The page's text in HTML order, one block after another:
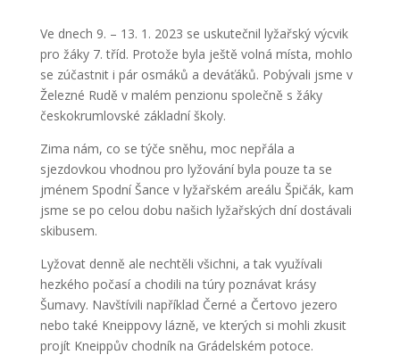
Ve dnech 9. – 13. 1. 2023 se uskutečnil lyžařský výcvik
pro žáky 7. tříd. Protože byla ještě volná místa, mohlo
se zúčastnit i pár osmáků a deváťáků. Pobývali jsme v
Železné Rudě v malém penzionu společně s žáky
českokrumlovské základní školy.
Zima nám, co se týče sněhu, moc nepřála a
sjezdovkou vhodnou pro lyžování byla pouze ta se
jménem Spodní Šance v lyžařském areálu Špičák, kam
jsme se po celou dobu našich lyžařských dní dostávali
skibusem.
Lyžovat denně ale nechtěli všichni, a tak využívali
hezkého počasí a chodili na túry poznávat krásy
Šumavy. Navštívili například Černé a Čertovo jezero
nebo také Kneippovy lázně, ve kterých si mohli zkusit
projít Kneippův chodník na Grádelském potoce.